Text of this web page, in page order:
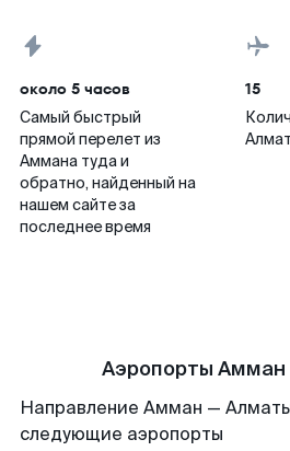
около 5 часов
Самый быстрый
прямой перелет из
Аммана туда и
обратно, найденный на
нашем сайте за
последнее время
15
Аэропорты
Направление Амман —
следующие аэропорты